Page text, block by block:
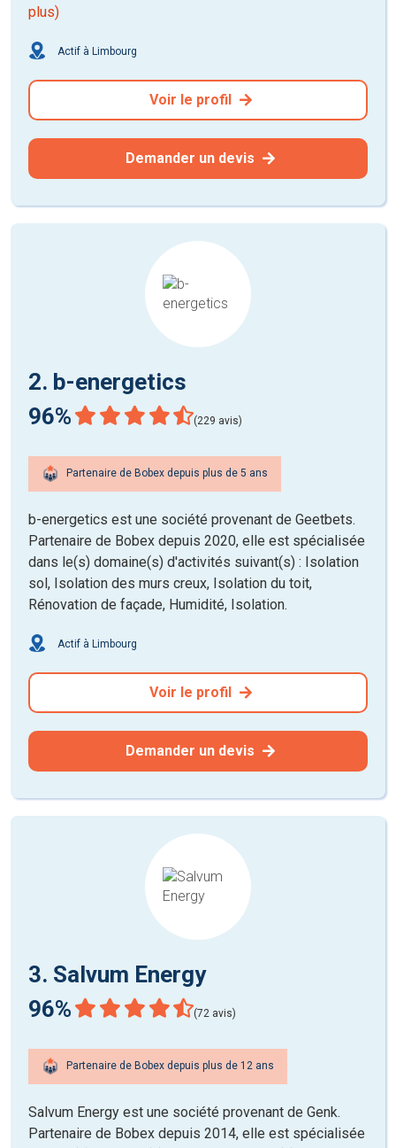
plus)
Actif à Limbourg
Voir le profil
Demander un devis
2. b-energetics
96%
(229 avis)
Partenaire de Bobex depuis plus de 5 ans
b-energetics est une société provenant de Geetbets.
Partenaire de Bobex depuis 2020, elle est spécialisée
dans le(s) domaine(s) d'activités suivant(s) : Isolation
sol, Isolation des murs creux, Isolation du toit,
Rénovation de façade, Humidité, Isolation.
Actif à Limbourg
Voir le profil
Demander un devis
3. Salvum Energy
96%
(72 avis)
Partenaire de Bobex depuis plus de 12 ans
Salvum Energy est une société provenant de Genk.
Partenaire de Bobex depuis 2014, elle est spécialisée